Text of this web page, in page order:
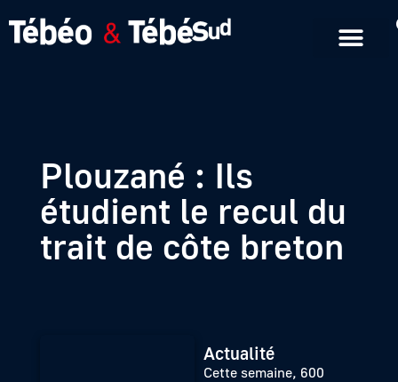
Plouzané : Ils
étudient le recul du
trait de côte breton
Actualité
Cette semaine, 600